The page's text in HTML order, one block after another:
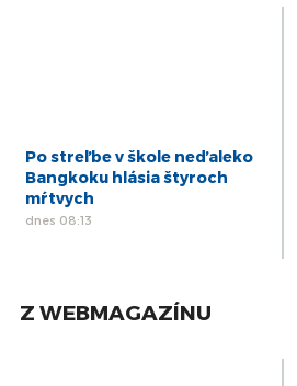
Po streľbe v škole neďaleko
Bangkoku hlásia štyroch
mŕtvych
dnes 08:13
Z WEBMAGAZÍNU